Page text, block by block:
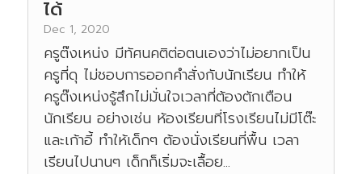
ได้
Dec 1, 2020
ครูต๊งเหน่ง มีทัศนคติต่อตนเองว่าไม่อยากเป็น
ครูที่ดุ ไม่ชอบการออกคำสั่งกับนักเรียน ทำให้
ครูต๊งเหน่งรู้สึกไม่มั่นใจเวลาที่ต้องตักเตือน
นักเรียน อย่างเช่น ห้องเรียนที่โรงเรียนไม่มีโต๊ะ
และเก้าอี้ ทำให้เด็กๆ ต้องนั่งเรียนที่พื้น เวลา
เรียนไปนานๆ เด็กก็เริ่มจะเลื้อย...